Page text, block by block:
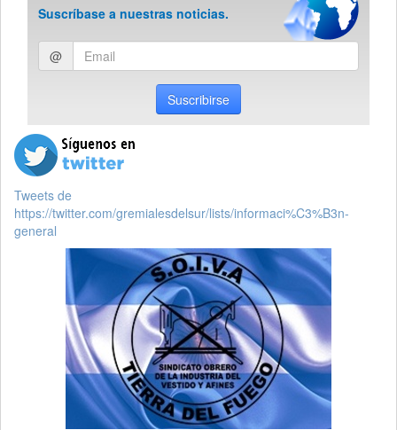
Suscríbase a nuestras noticias.
Ingresar
email
@
Suscribirse
Tweets de
https://twitter.com/gremialesdelsur/lists/informaci%C3%B3n-
general